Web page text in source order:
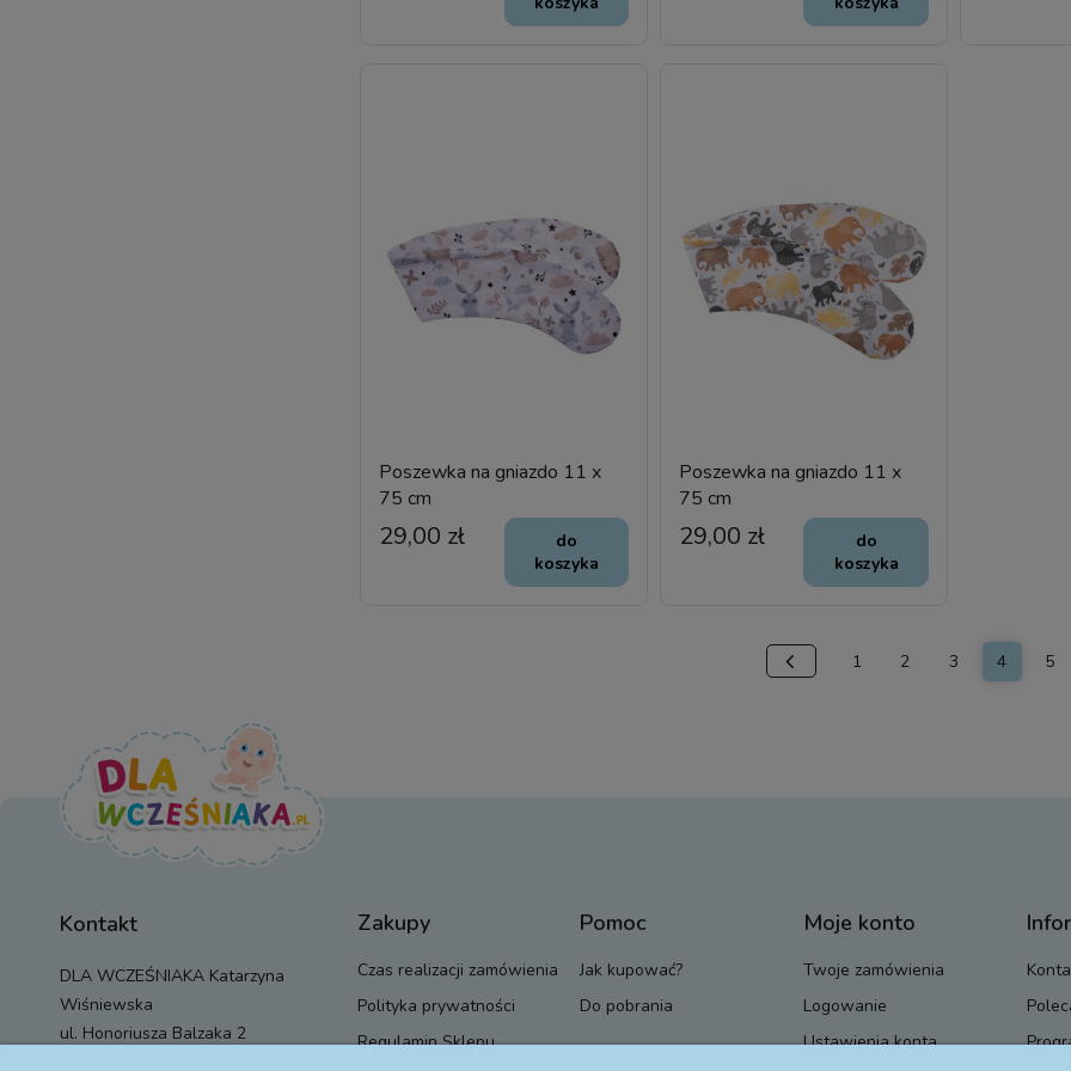
Poszewka na gniazdo 11 x
75 cm
29,00 zł
do
koszyka
Poszewka na gniazdo 11 x
75 cm
29,00 zł
do
koszyka
1 2 3 4 5
Kontakt
DLA WCZEŚNIAKA Katarzyna
Wiśniewska
ul. Honoriusza Balzaka 2
Zakupy
Czas realizacji zamówienia
Polityka prywatności
Regulamin Sklepu
Pomoc
Jak kupować?
Do pobrania
Moje konto
Twoje zamówienia
Logowanie
Ustawienia konta